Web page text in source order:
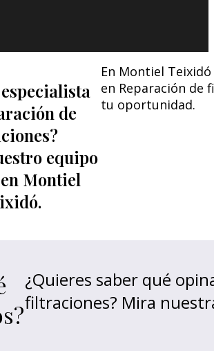
de
equipo
Montiel
En Montiel
en Reparación de
tu oportunidad.
¿Quieres saber qué
filtraciones? Mira